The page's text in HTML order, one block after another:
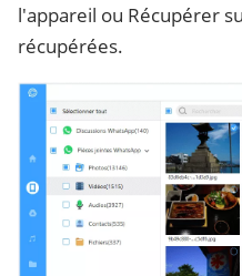
l'appareil ou Récupérer
récupérées.